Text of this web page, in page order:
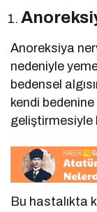
Anoreksiya
nedeniyle
bedensel
kendi
geliştirmesiyle
Bu hastalıkta